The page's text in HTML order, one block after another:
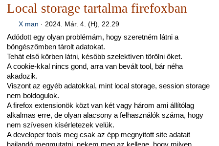
Local storage tartalma firefoxban
X man · 2024. Már. 4. (H), 22.29
Adódott egy olyan problémám, hogy szeretném látni a
böngészőmben tárolt adatokat.
Tehát első körben látni, később szelektíven törölni őket.
A cookie-kkal nincs gond, arra van bevált tool, bár néha
akadozik.
Viszont az egyéb adatokkal, mint local storage, session storage
nem boldogulok.
A firefox extensionök közt van két vagy három ami állítólag
alkalmas erre, de olyan alacsony a felhasználók száma, hogy
nem szívesen kísérletezek velük.
A developer tools meg csak az épp megnyitott site adatait
hajlandó megmutatni, nekem meg az kellene, hogy milyen